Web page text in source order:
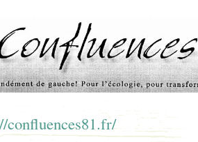
confluences81.fr/